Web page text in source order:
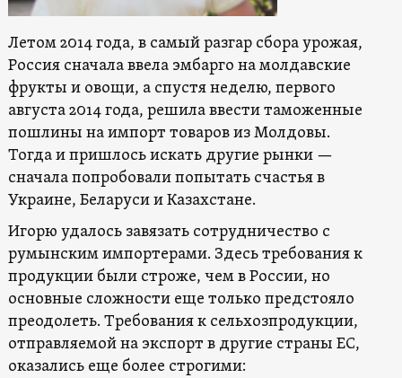
Летом 2014 года, в самый разгар сбора урожая,
Россия сначала ввела эмбарго на молдавские
фрукты и овощи, а спустя неделю, первого
августа 2014 года, решила ввести таможенные
пошлины на импорт товаров из Молдовы.
Тогда и пришлось искать другие рынки —
сначала попробовали попытать счастья в
Украине, Беларуси и Казахстане.
Игорю удалось завязать сотрудничество с
румынским импортерами. Здесь требования к
продукции были строже, чем в России, но
основные сложности еще только предстояло
преодолеть. Требования к сельхозпродукции,
отправляемой на экспорт в другие страны ЕС,
оказались еще более строгими: